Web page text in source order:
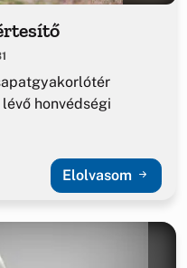
honvédségi
Elolvasom